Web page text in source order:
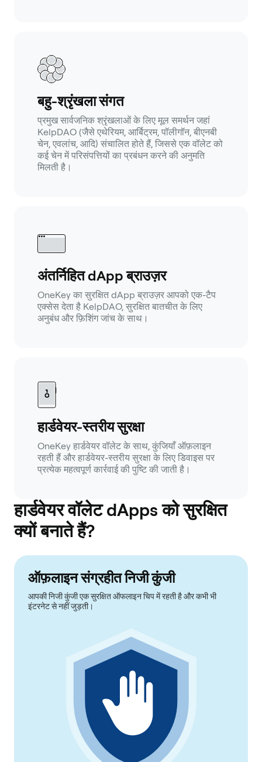
बहु-श्रृंखला संगत
प्रमुख सार्वजनिक श्रृंखलाओं के लिए मूल समर्थन जहां
KelpDAO (जैसे एथेरियम, आर्बिट्रम, पॉलीगॉन, बीएनबी
चेन, एवलांच, आदि) संचालित होते हैं, जिससे एक वॉलेट को
कई चेन में परिसंपत्तियों का प्रबंधन करने की अनुमति
मिलती है।
अंतर्निहित dApp ब्राउज़र
OneKey का सुरक्षित dApp ब्राउज़र आपको एक-टैप
एक्सेस देता है KelpDAO, सुरक्षित बातचीत के लिए
अनुबंध और फ़िशिंग जांच के साथ।
हार्डवेयर-स्तरीय सुरक्षा
OneKey हार्डवेयर वॉलेट के साथ, कुंजियाँ ऑफ़लाइन
रहती हैं और हार्डवेयर-स्तरीय सुरक्षा के लिए डिवाइस पर
प्रत्येक महत्वपूर्ण कार्रवाई की पुष्टि की जाती है।
हार्डवेयर वॉलेट dApps को सुरक्षित
क्यों बनाते हैं?
ऑफ़लाइन संग्रहीत निजी कुंजी
आपकी निजी कुंजी एक सुरक्षित ऑफलाइन चिप में रहती है और कभी भी
इंटरनेट से नहीं जुड़ती।